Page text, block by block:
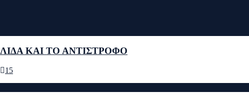
ΚΑΙ ΤΟ ΑΝΤΙΣΤΡΟΦΟ
15